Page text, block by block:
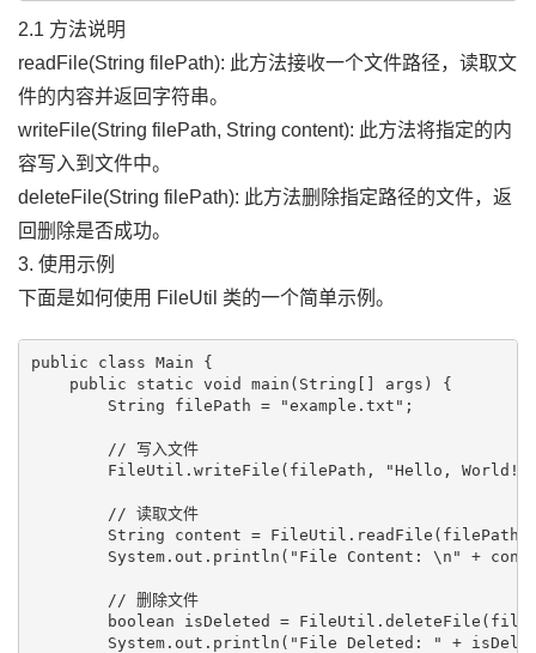
2.1 方法说明
readFile(String filePath): 此方法接收一个文件路径，读取文
件的内容并返回字符串。
writeFile(String filePath, String content): 此方法将指定的内
容写入到文件中。
deleteFile(String filePath): 此方法删除指定路径的文件，返
回删除是否成功。
3. 使用示例
下面是如何使用 FileUtil 类的一个简单示例。
public class Main {
    public static void main(String[] args) {
        String filePath = "example.txt";
        // 写入文件
FileUtil.writeFile(filePath, "Hello,
        // 读取文件
String content =
System.out.println("File Content: \n" +
        // 删除文件
boolean isDeleted =
System.out.println("File Deleted: " +